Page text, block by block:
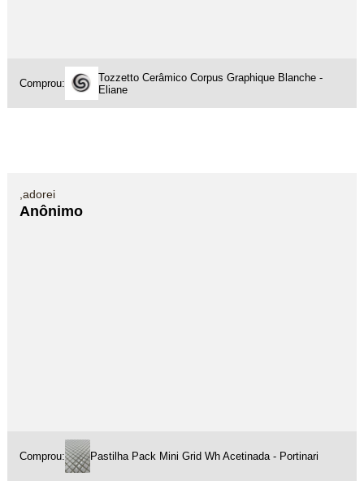
Comprou:
Tozzetto Cerâmico Corpus Graphique Blanche -
Eliane
,adorei
Anônimo
Comprou: Pastilha Pack Mini Grid Wh Acetinada - Portinari